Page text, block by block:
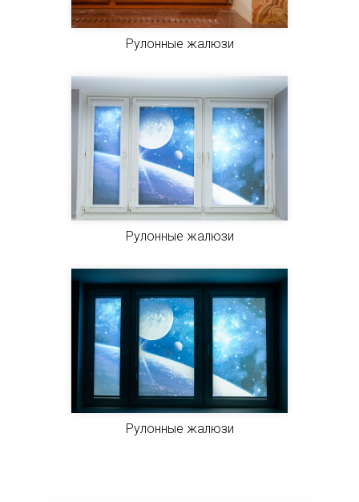
Рулонные жалюзи
Рулонные жалюзи
Рулонные жалюзи